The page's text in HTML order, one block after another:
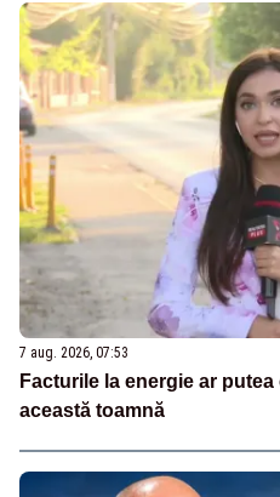
7 aug. 2026, 07:53
Facturile la energie ar
această toamnă